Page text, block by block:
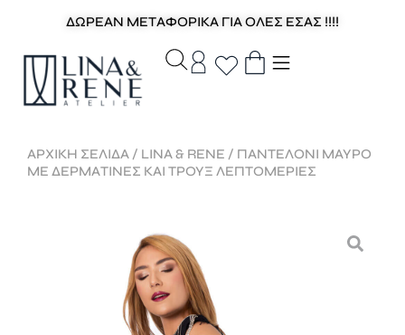
ΔΩΡΕΑΝ ΜΕΤΑΦΟΡΙΚΑ ΓΙΑ ΟΛΕΣ ΕΣΑΣ !!!!
ΑΡΧΙΚΉ ΣΕΛΊΔΑ / LINA & RENE / ΠΑΝΤΕΛΟΝΙ ΜΑΥΡΟ
ΜΕ ΔΕΡΜΑΤΙΝΕΣ ΚΑΙ ΤΡΟΥΞ ΛΕΠΤΟΜΕΡΙΕΣ